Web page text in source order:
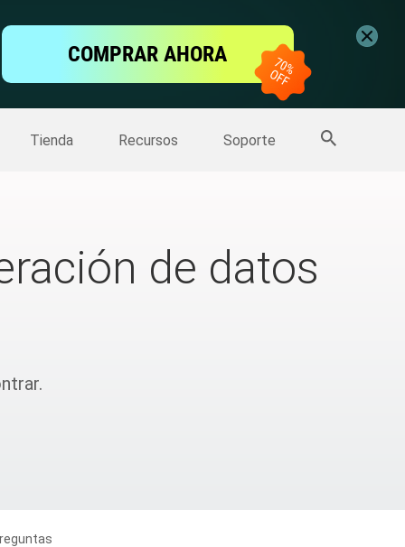
COMPRAR AHORA
Tienda Recursos Soporte
>> Más productos
de datos